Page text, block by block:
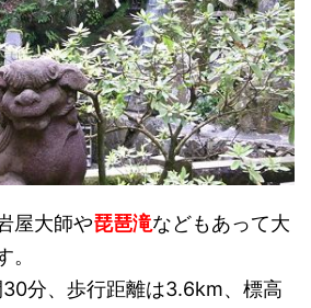
屋大師や琵琶滝などもあって大
分、歩行距離は3.6km、標高